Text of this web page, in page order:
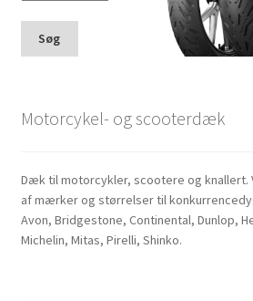
Søg
Motorcykel- og scooterdæk
Dæk til motorcykler, scootere og knallert.
af mærker og størrelser til
Avon, Bridgestone, Continental, Dunlop,
Michelin, Mitas, Pirelli, Shinko.